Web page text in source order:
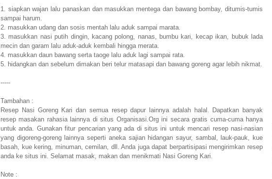
1. siapkan wajan lalu panaskan dan masukkan mentega dan bawang bombay, ditumis-tumis
sampai harum.
2. masukkan udang dan sosis mentah lalu aduk sampai marata.
3. masukkan nasi putih dingin, kacang polong, nanas, bumbu kari, kecap ikan, bubuk lada
mecin dan garam lalu aduk-aduk kembali hingga merata.
4. masukkan daun bawang serta taoge lalu aduk lagi sampai rata.
5. hidangkan dan sebelum dimakan beri telur matasapi dan bawang goreng agar lebih nikmat.
-----
Tambahan :
Resep Nasi Goreng Kari dan semua resep dapur lainnya adalah halal. Dapatkan banyak
resep masakan rahasia lainnya di situs Organisasi.Org ini secara gratis cuma-cuma hanya
untuk anda. Gunakan fitur pencarian yang ada di situs ini untuk mencari resep nasi-nasian
yang digoreng-goreng lainnya seperti aneka sajian hidangan sayur, sambal, lauk-pauk, kue
basah, kue kering, minuman, cemilan, dll. Anda juga dapat berpartisipasi mengirimkan resep
anda ke situs ini. Selamat masak, makan dan menikmati Nasi Goreng Kari.
Note :